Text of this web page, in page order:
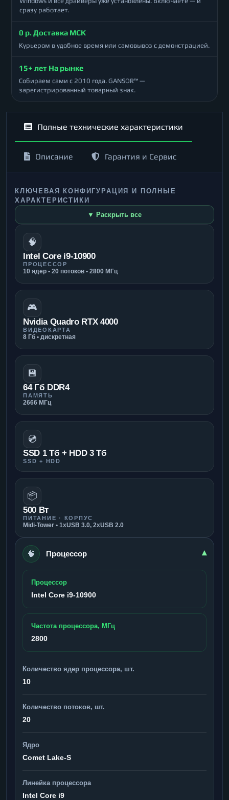
сразу работает.
0 р. Доставка МСК
Курьером в удобное время или самовывоз с демонстрацией.
15+ лет На рынке
Собираем сами с 2010 года. GANSOR™ —
зарегистрированный товарный знак.
Полные технические характеристики
Описание Гарантия и Сервис
КЛЮЧЕВАЯ КОНФИГУРАЦИЯ И ПОЛНЫЕ
ХАРАКТЕРИСТИКИ
▼ Раскрыть все
🧠
Intel Core i9-10900
ПРОЦЕССОР
10 ядер • 20 потоков • 2800 МГц
🎮
Nvidia Quadro RTX 4000
ВИДЕОКАРТА
8 Гб • дискретная
💾
64 Гб DDR4
ПАМЯТЬ
2666 МГц
💿
SSD 1 Тб + HDD 3 Тб
SSD + HDD
📦
500 Вт
ПИТАНИЕ · КОРПУС
Midi-Tower • 1xUSB 3.0, 2xUSB 2.0
🧠 Процессор ▾
Процессор
Intel Core i9-10900
Частота процессора, МГц
2800
Количество ядер процессора, шт.
10
Количество потоков, шт.
20
Ядро
Comet Lake-S
Линейка процессора
Intel Core i9